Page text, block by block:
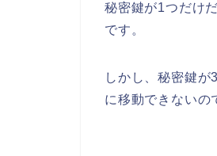
秘密鍵が1つだけ
です。
しかし、秘密鍵が
に移動できないの